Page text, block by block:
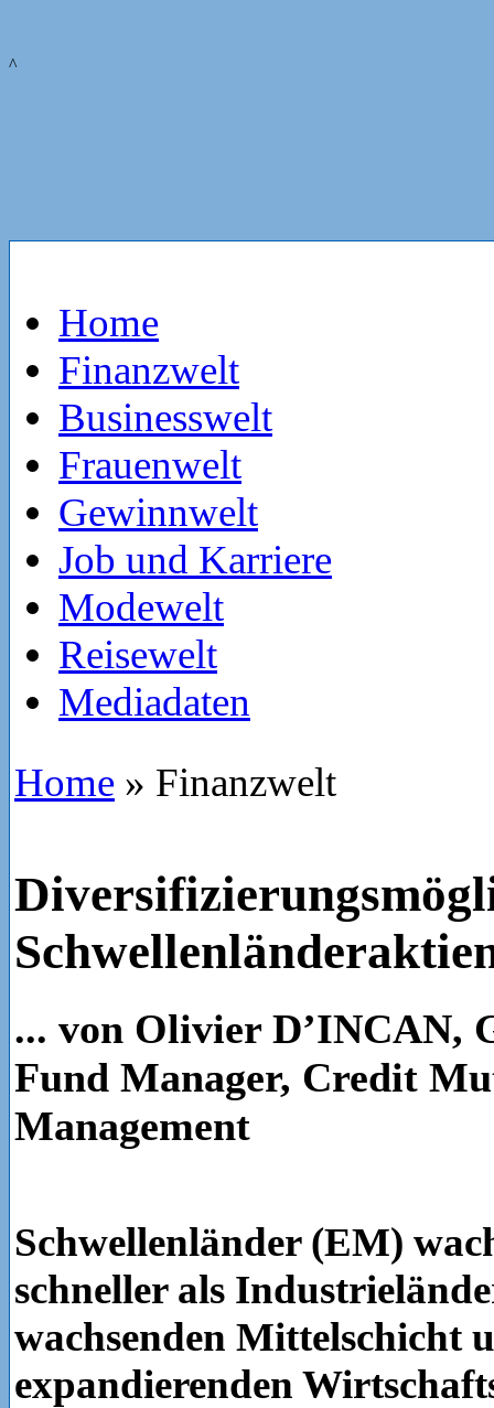
^
Home
Finanzwelt
Businesswelt
Frauenwelt
Gewinnwelt
Job und Karriere
Modewelt
Reisewelt
Mediadaten
Home » Finanzwelt
... von Olivier D’INCAN,
Fund Manager, Credit
Management
Schwellenländer (EM)
schneller als
wachsenden Mittelschicht
expandierenden